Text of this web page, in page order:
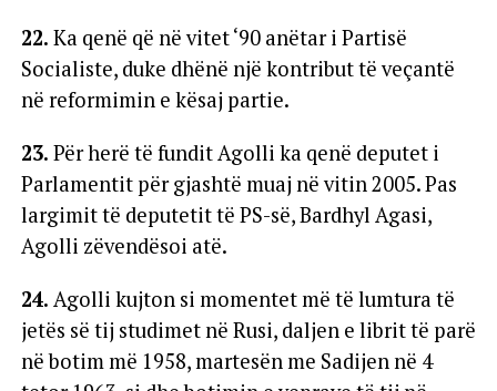
22. Ka qenë që në vitet ‘90 anëtar i Partisë
Socialiste, duke dhënë një kontribut të veçantë
në reformimin e kësaj partie.
23. Për herë të fundit Agolli ka qenë deputet i
Parlamentit për gjashtë muaj në vitin 2005. Pas
largimit të deputetit të PS-së, Bardhyl Agasi,
Agolli zëvendësoi atë.
24. Agolli kujton si momentet më të lumtura të
jetës së tij studimet në Rusi, daljen e librit të parë
në botim më 1958, martesën me Sadijen në 4